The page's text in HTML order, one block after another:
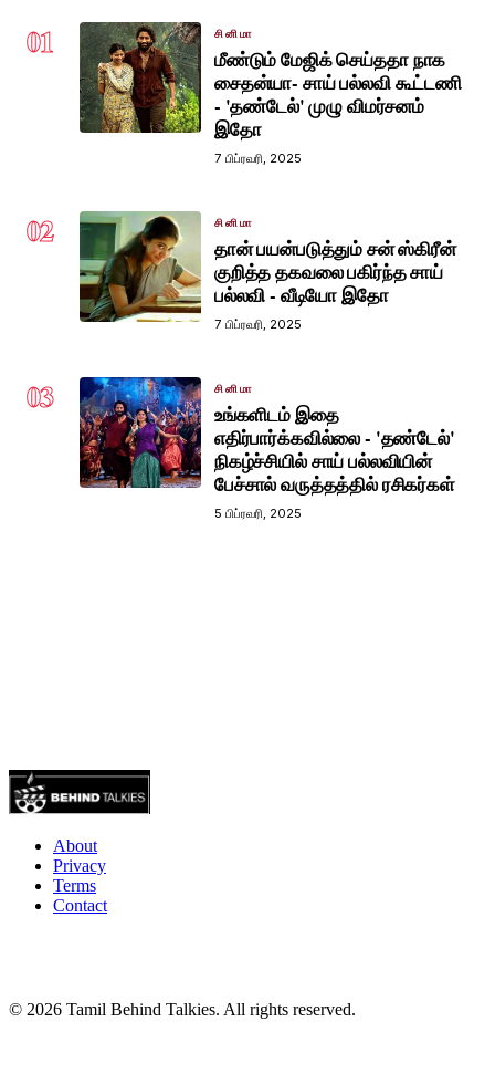
01 சினிமா
மீண்டும் மேஜிக் செய்ததா நாக
சைதன்யா- சாய் பல்லவி கூட்டணி
- 'தண்டேல்' முழு விமர்சனம்
இதோ
7 பிப்ரவரி, 2025
02 சினிமா
தான் பயன்படுத்தும் சன் ஸ்கிரீன்
குறித்த தகவலை பகிர்ந்த சாய்
பல்லவி - வீடியோ இதோ
7 பிப்ரவரி, 2025
03 சினிமா
உங்களிடம் இதை
எதிர்பார்க்கவில்லை - 'தண்டேல்'
நிகழ்ச்சியில் சாய் பல்லவியின்
பேச்சால் வருத்தத்தில் ரசிகர்கள்
5 பிப்ரவரி, 2025
About
Privacy
Terms
Contact
© 2026 Tamil Behind Talkies. All rights reserved.